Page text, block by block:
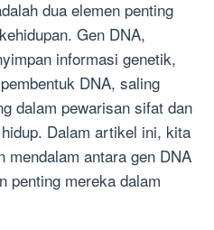
dua elemen penting
Gen DNA,
informasi genetik,
DNA, saling
dalam pewarisan sifat dan
Dalam artikel ini, kita
mendalam antara gen DNA
penting mereka dalam